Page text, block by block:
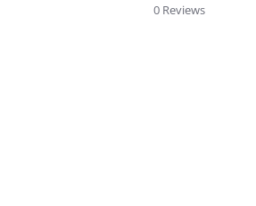
0 Reviews